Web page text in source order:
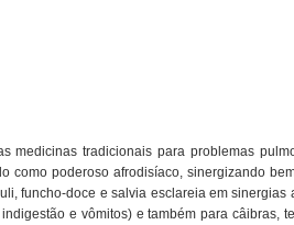
medicinas tradicionais para problemas
como poderoso afrodisíaco, sinergizando
funcho-doce esalvia esclareia em sinergias
e vômitos) e também paracâibras ,